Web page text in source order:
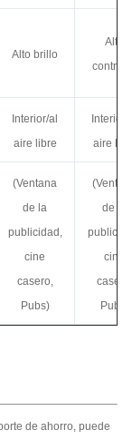
Alto brillo
Alto
Interior/al
aire libre
Interior/
aire
(Ventana
de la
publicidad,
cine
casero,
Pubs)
de la
cine
casero,
Pubs)
de ahorro, puede